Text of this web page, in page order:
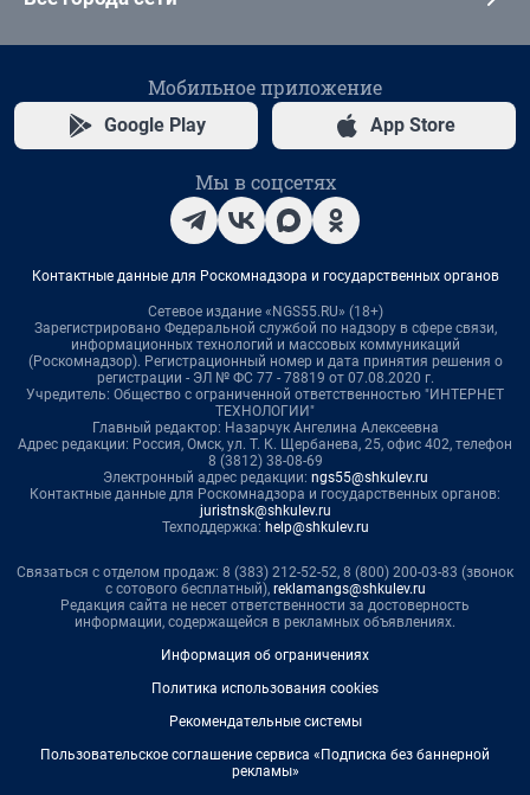
Мобильное приложение
Google Play App Store
Мы в соцсетях
Контактные данные для Роскомнадзора и государственных органов
Сетевое издание «NGS55.RU» (18+)
Зарегистрировано Федеральной службой по надзору в сфере связи,
информационных технологий и массовых коммуникаций
(Роскомнадзор). Регистрационный номер и дата принятия решения о
регистрации - ЭЛ № ФС 77 - 78819 от 07.08.2020 г.
Учредитель: Общество с ограниченной ответственностью "ИНТЕРНЕТ
ТЕХНОЛОГИИ"
Главный редактор: Назарчук Ангелина Алексеевна
Адрес редакции: Россия, Омск, ул. Т. К. Щербанева, 25, офис 402, телефон
8 (3812) 38-08-69
Электронный адрес редакции: ngs55@shkulev.ru
Контактные данные для Роскомнадзора и государственных органов:
juristnsk@shkulev.ru
Техподдержка: help@shkulev.ru
Связаться с отделом продаж: 8 (383) 212-52-52, 8 (800) 200-03-83 (звонок
с сотового бесплатный), reklamangs@shkulev.ru
Редакция сайта не несет ответственности за достоверность
информации, содержащейся в рекламных объявлениях.
Информация об ограничениях
Политика использования cookies
Рекомендательные системы
Пользовательское соглашение сервиса «Подписка без баннерной
рекламы»